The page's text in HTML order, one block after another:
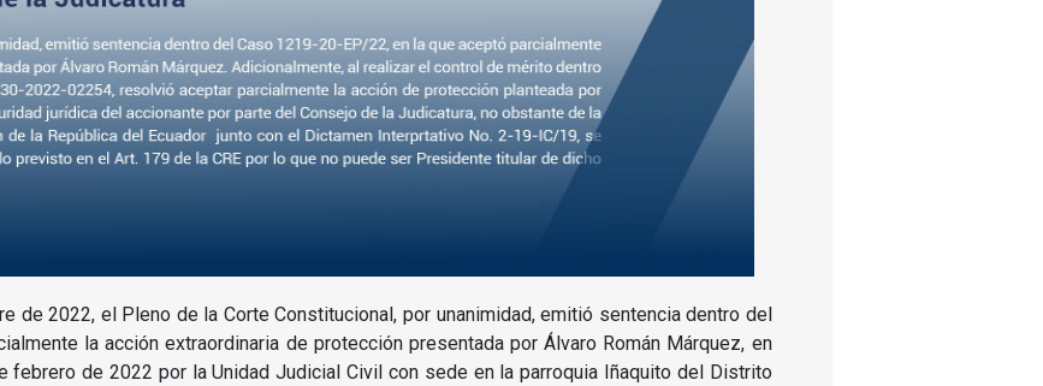
de 2022, el Pleno de la Corte Constitucional, por unanimidad, emitió sentencia dentro del
la acción extraordinaria de protección presentada por Álvaro Román Márquez, en
de 2022 por la Unidad Judicial Civil con sede en la parroquia Iñaquito del Distrito